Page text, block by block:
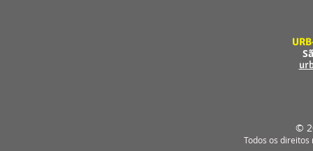
©
Todos os